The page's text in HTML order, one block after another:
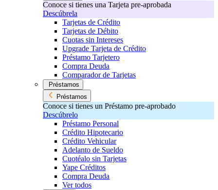
Conoce si tienes una Tarjeta pre-aprobada
Descúbrela
Tarjetas de Crédito
Tarjetas de Débito
Cuotas sin Intereses
Upgrade Tarjeta de Crédito
Préstamo Tarjetero
Compra Deuda
Comparador de Tarjetas
Préstamos
Préstamos
Conoce si tienes un Préstamo pre-aprobado
Descúbrelo
Préstamo Personal
Crédito Hipotecario
Crédito Vehicular
Adelanto de Sueldo
Cuotéalo sin Tarjetas
Yape Créditos
Compra Deuda
Ver todos